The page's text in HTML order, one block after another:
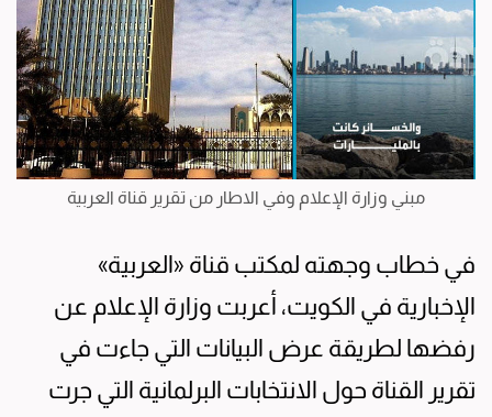
مبني وزارة الإعلام وفي الاطار من تقرير قناة العربية
في خطاب وجهته لمكتب قناة «العربية»
الإخبارية في الكويت، أعربت وزارة الإعلام عن
رفضها لطريقة عرض البيانات التي جاءت في
تقرير القناة حول الانتخابات البرلمانية التي جرت